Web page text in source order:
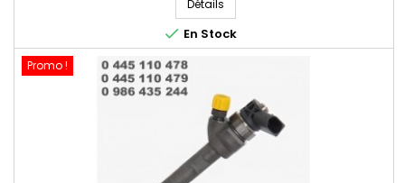
7 812 881 , 13 53 7 798 446 - Pour motorisation BMW Mini
Pièces...
Détails
 En Stock
Promo !